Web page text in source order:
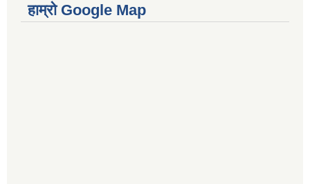
हाम्रो Google Map